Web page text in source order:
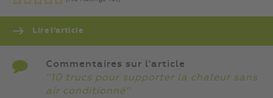
Lire l’article
Commentaires sur l'article
''10 trucs pour supporter la chaleur sans
air conditionné''